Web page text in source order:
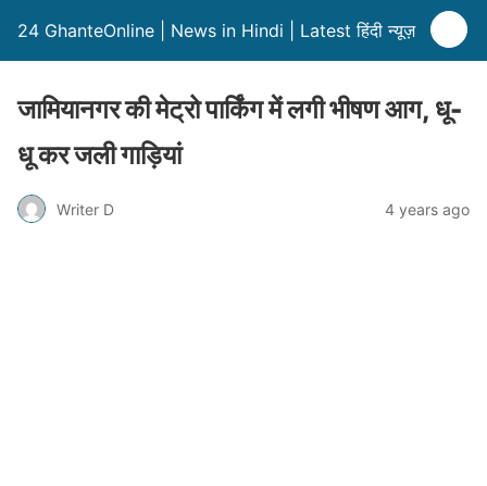
24 GhanteOnline | News in Hindi | Latest हिंदी न्यूज़
जामियानगर की मेट्रो पार्किंग में लगी भीषण आग, धू-
धू कर जली गाड़ियां
Writer D 4 years ago